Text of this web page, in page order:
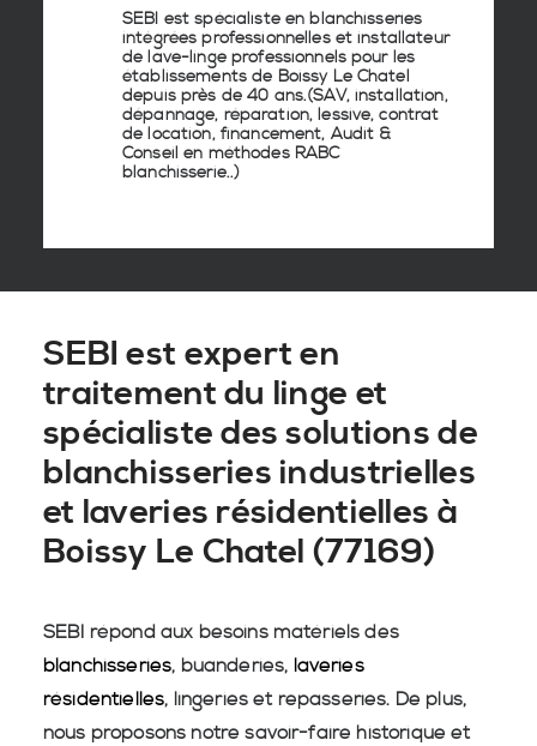
SEBI est spécialiste en blanchisseries
intégrées professionnellesetinstallateur
de lave-lingeprofessionnels pour les
établissements de Boissy Le Chatel
depuis près de 40 ans.(SAV, installation,
dépannage, réparation, lessive, contrat
de location, financement, Audit &
Conseil en méthodes RABC
blanchisserie..)
SEBI est expert en
traitement du linge et
spécialiste des solutions de
blanchisseries industrielles
et laveries résidentielles à
Boissy Le Chatel (77169)
SEBI répond aux besoins matériels des
blanchisseries, buanderies, laveries
résidentielles, lingeries et repasseries. De plus,
nous proposons notre savoir-faire historique et